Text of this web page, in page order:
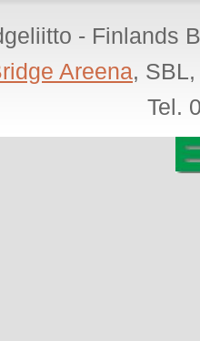
- Finlands
Areena,
Tel.